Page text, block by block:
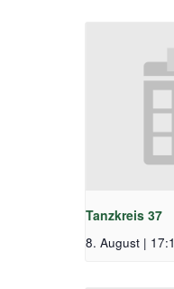
Tanzkreis 37
8. August |